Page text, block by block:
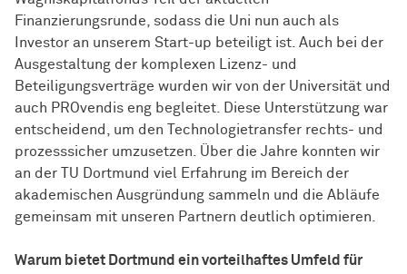
Finanzierungsrunde, sodass die Uni nun auch als
Investor an unserem Start-up beteiligt ist. Auch bei der
Ausgestaltung der komplexen Lizenz- und
Beteiligungsverträge wurden wir von der Universität und
auch PROvendis eng begleitet. Diese Unterstützung war
entscheidend, um den Technologietransfer rechts- und
prozesssicher umzusetzen. Über die Jahre konnten wir
an der TU Dortmund viel Erfahrung im Bereich der
akademischen Ausgründung sammeln und die Abläufe
gemeinsam mit unseren Partnern deutlich optimieren.
Warum bietet Dortmund ein vorteilhaftes Umfeld für